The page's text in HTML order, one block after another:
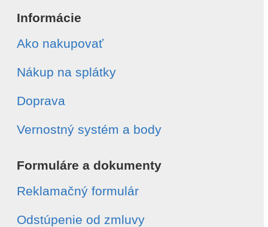
Informácie
Ako nakupovať
Nákup na splátky
Doprava
Vernostný systém a body
Formuláre a dokumenty
Reklamačný formulár
Odstúpenie od zmluvy